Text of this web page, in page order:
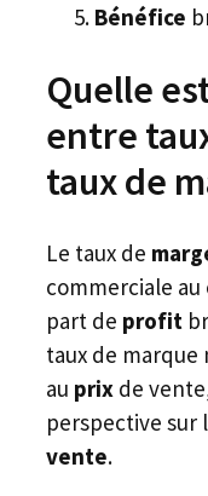
Bénéfice
Quelle
entre
taux de
Le taux de
commerciale au
part de profit
taux de marque
au prix de
perspective sur
vente.